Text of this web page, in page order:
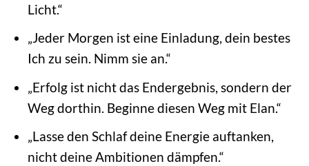
Licht.“
„Jeder Morgen ist eine Einladung, dein bestes
Ich zu sein. Nimm sie an.“
„Erfolg ist nicht das Endergebnis, sondern der
Weg dorthin. Beginne diesen Weg mit Elan.“
„Lasse den Schlaf deine Energie auftanken,
nicht deine Ambitionen dämpfen.“